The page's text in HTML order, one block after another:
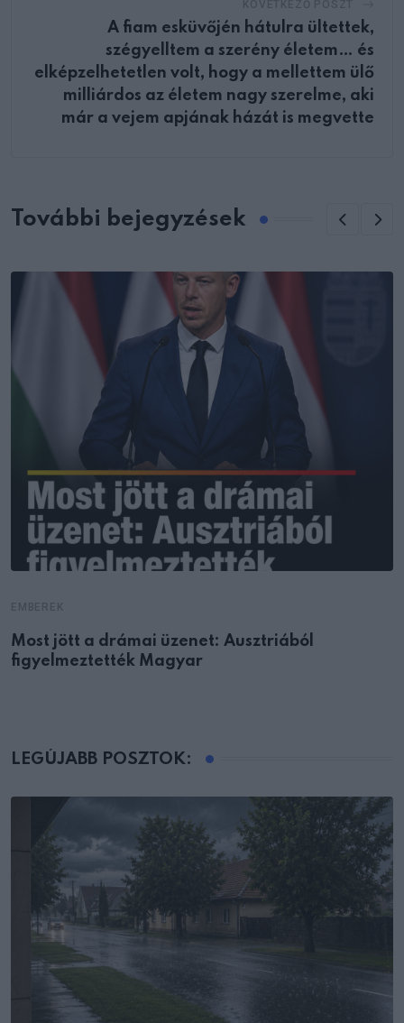
A fiam esküvőjén hátulra ültettek,
szégyelltem a szerény életem… és
elképzelhetetlen volt, hogy a mellettem ülő
milliárdos az életem nagy szerelme, aki
már a vejem apjának házát is megvette
További bejegyzések
Most jött a drámai üzenet: Ausztriából
figyelmeztették Magyar
LEGÚJABB POSZTOK: